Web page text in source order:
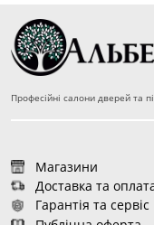
Професійні салони дверей та
Магазини
Доставка та
Гарантія та сервіс